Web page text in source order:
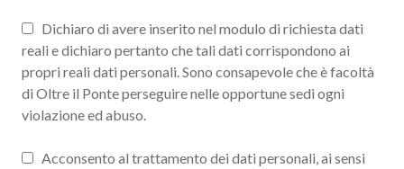
Dichiaro di avere inserito nel modulo di richiesta dati
reali e dichiaro pertanto che tali dati corrispondono ai
propri reali dati personali. Sono consapevole che è facoltà
di Oltre il Ponte perseguire nelle opportune sedi ogni
violazione ed abuso.
Acconsento al trattamento dei dati personali, ai sensi